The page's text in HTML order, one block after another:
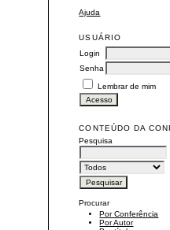
Ajuda
USUÁRIO
Login
Senha
Lembrar de mim
CONTEÚDO DA
Pesquisa
Procurar
Por Conferência
Por Autor